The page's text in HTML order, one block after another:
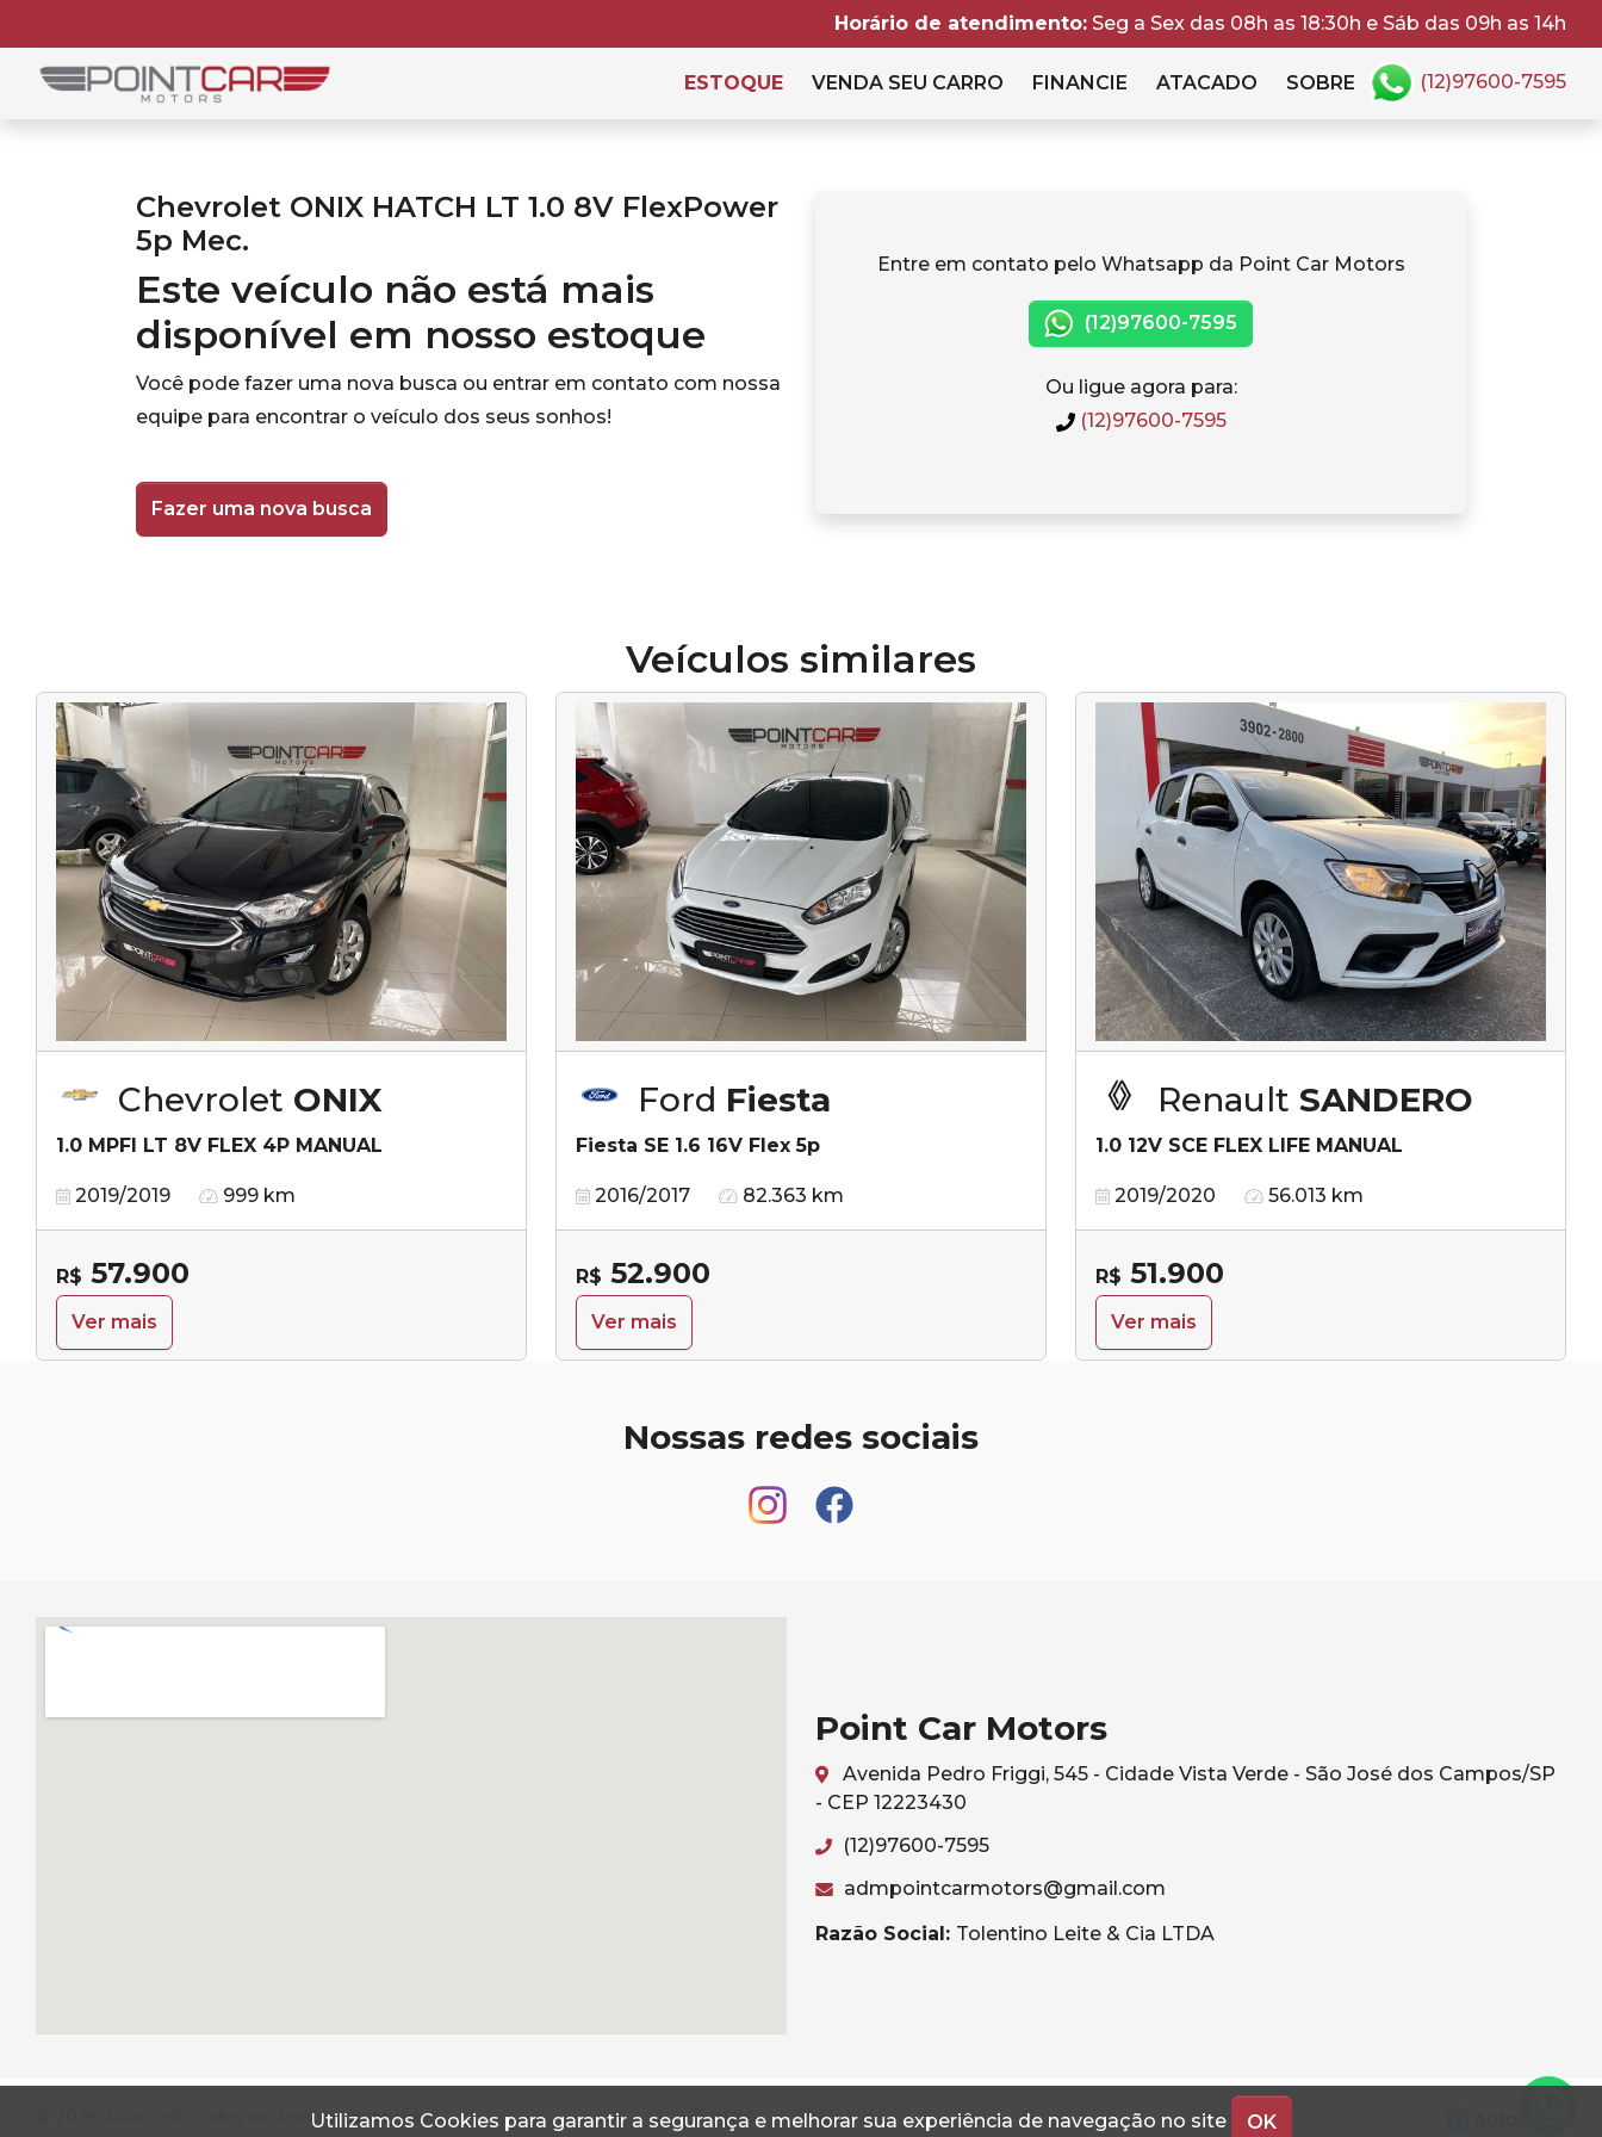
Utilizamos Cookies para garantir a segurança e melhorar sua experiência de navegação no site OK
Horário de atendimento: Seg a Sex das 08h as 18:30h e Sáb das 09h as 14h
ESTOQUE VENDA SEU CARRO FINANCIE ATACADO SOBRE (12)97600-7595
Chevrolet ONIX HATCH LT 1.0 8V FlexPower
5p Mec.
Este veículo não está mais
disponível em nosso estoque
Você pode fazer uma nova busca ou entrar em contato com nossa
equipe para encontrar o veículo dos seus sonhos!
Fazer uma nova busca
Entre em contato pelo Whatsapp da Point Car Motors
(12)97600-7595
Ou ligue agora para:
(12)97600-7595
Veículos similares
Chevrolet ONIX
1.0 MPFI LT 8V FLEX 4P MANUAL
2019/2019 999 km
R$ 57.900
Ver mais
Ford Fiesta
Fiesta SE 1.6 16V Flex 5p
2016/2017 82.363 km
R$ 52.900
Ver mais
Renault SANDERO
1.0 12V SCE FLEX LIFE MANUAL
2019/2020 56.013 km
R$ 51.900
Ver mais
Nossas redes sociais
Point Car Motors
Avenida Pedro Friggi, 545 - Cidade Vista Verde - São José dos Campos/SP
- CEP 12223430
(12)97600-7595
admpointcarmotors@gmail.com
Razão Social: Tolentino Leite & Cia LTDA
© 2026 Autoconf. Todos os direitos reservados. Termos Privacidade